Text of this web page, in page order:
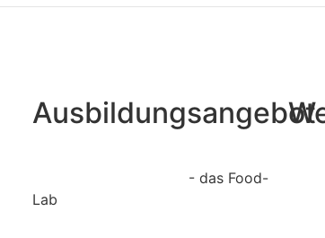
Ausbildungsangebot
- das Food-
Lab